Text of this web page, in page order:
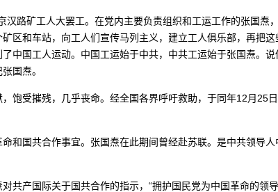
路矿工人大罢工。在党内主要负责组织和工运工作的张国焘
区和车站，向工人们宣传马列主义，建立工人俱乐部，再把这
中国工人运动。中国工运始于中共，中共工运始于张国焘。说
国焘。
饱受摧残，几乎丧命。经全国各界呼吁救助，于同年12月25
和国共合作事宜。张国焘在此期间曾经赴苏联。是中共领导人
共产国际关于国共合作的指示，“拥护国民党为中国革命的领